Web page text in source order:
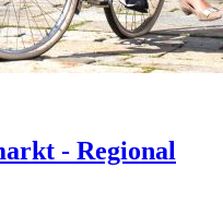
- Regional